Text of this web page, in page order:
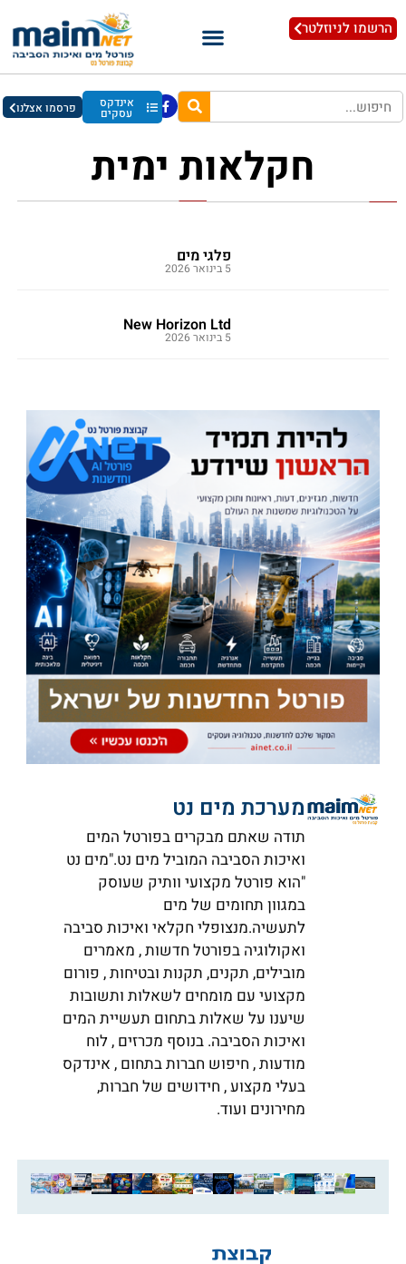
הרשמו לניוזלטר
אינדקס
עסקים פרסמו אצלנו
חקלאות ימית
פלגי מים
5 בינואר 2026
New Horizon Ltd
5 בינואר 2026
מערכת מים נט
תודה שאתם מבקרים בפורטל המים
ואיכות הסביבה המוביל מים נט."מים נט
"הוא פורטל מקצועי וותיק שעוסק
במגוון תחומים של מים
לתעשיה.מנצופלי חקלאי ואיכות סביבה
ואקולוגיה בפורטל חדשות , מאמרים
מובילים, תקנים, תקנות ובטיחות , פורום
מקצועי עם מומחים לשאלות ותשובות
שיענו על שאלות בתחום תעשיית המים
ואיכות הסביבה. בנוסף מכרזים , לוח
מודעות , חיפוש חברות בתחום , אינדקס
בעלי מקצוע , חידושים של חברות,
מחירונים ועוד.